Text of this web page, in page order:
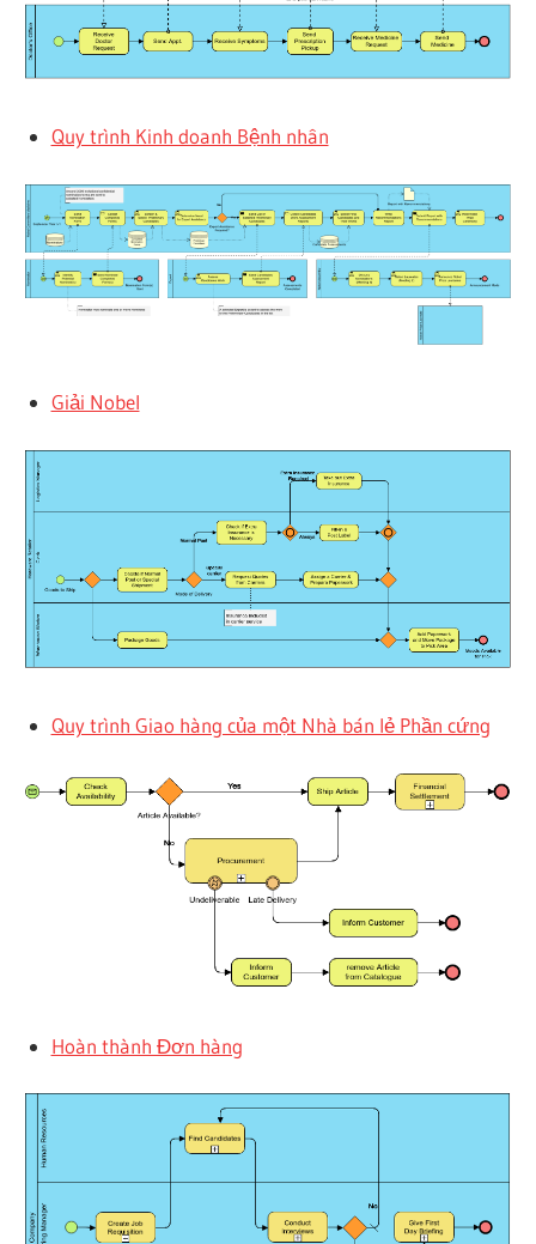
Quy trình Kinh doanh Bệnh nhân
Giải Nobel
Quy trình Giao hàng của một Nhà bán lẻ Phần cứng
Hoàn thành Đơn hàng